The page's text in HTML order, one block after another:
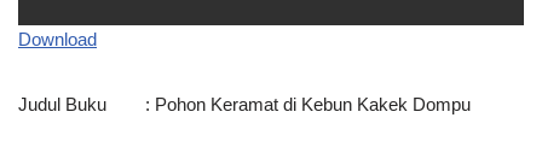
Download
Judul Buku : Pohon Keramat di Kebun Kakek Dompu